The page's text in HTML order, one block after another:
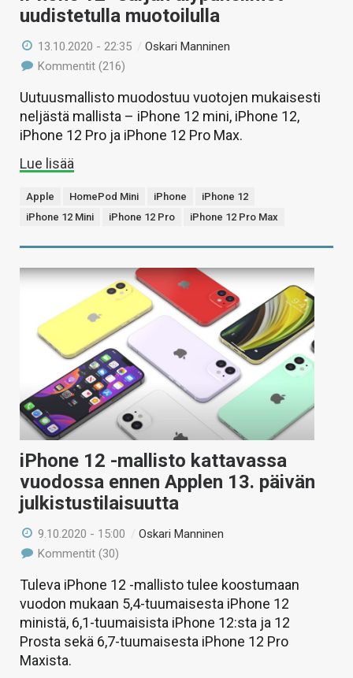
uudistetulla muotoilulla
13.10.2020 - 22:35 /Oskari Manninen
Kommentit (216)
Uutuusmallisto muodostuu vuotojen mukaisesti
neljästä mallista – iPhone 12 mini, iPhone 12,
iPhone 12 Pro ja iPhone 12 Pro Max.
Lue lisää
Apple HomePod Mini iPhone
iPhone 12
iPhone 12 Mini
iPhone 12 Pro iPhone 12 Pro Max
iPhone 12 -mallisto kattavassa
vuodossa ennen Applen 13. päivän
julkistustilaisuutta
9.10.2020 - 15:00 /Oskari Manninen
Kommentit (30)
Tuleva iPhone 12 -mallisto tulee koostumaan
vuodon mukaan 5,4-tuumaisesta iPhone 12
ministä, 6,1-tuumaisista iPhone 12:sta ja 12
Prosta sekä 6,7-tuumaisesta iPhone 12 Pro
Maxista.